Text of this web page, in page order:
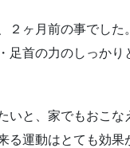
２ヶ月前の事でし
足首の力のしっか
いと、家でもおこ
る運動はとても効果